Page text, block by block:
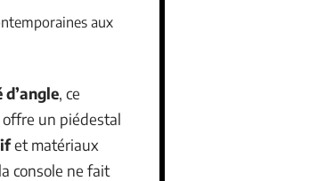
aux
d’angle, ce
offre un piédestal
et matériaux
console ne fait